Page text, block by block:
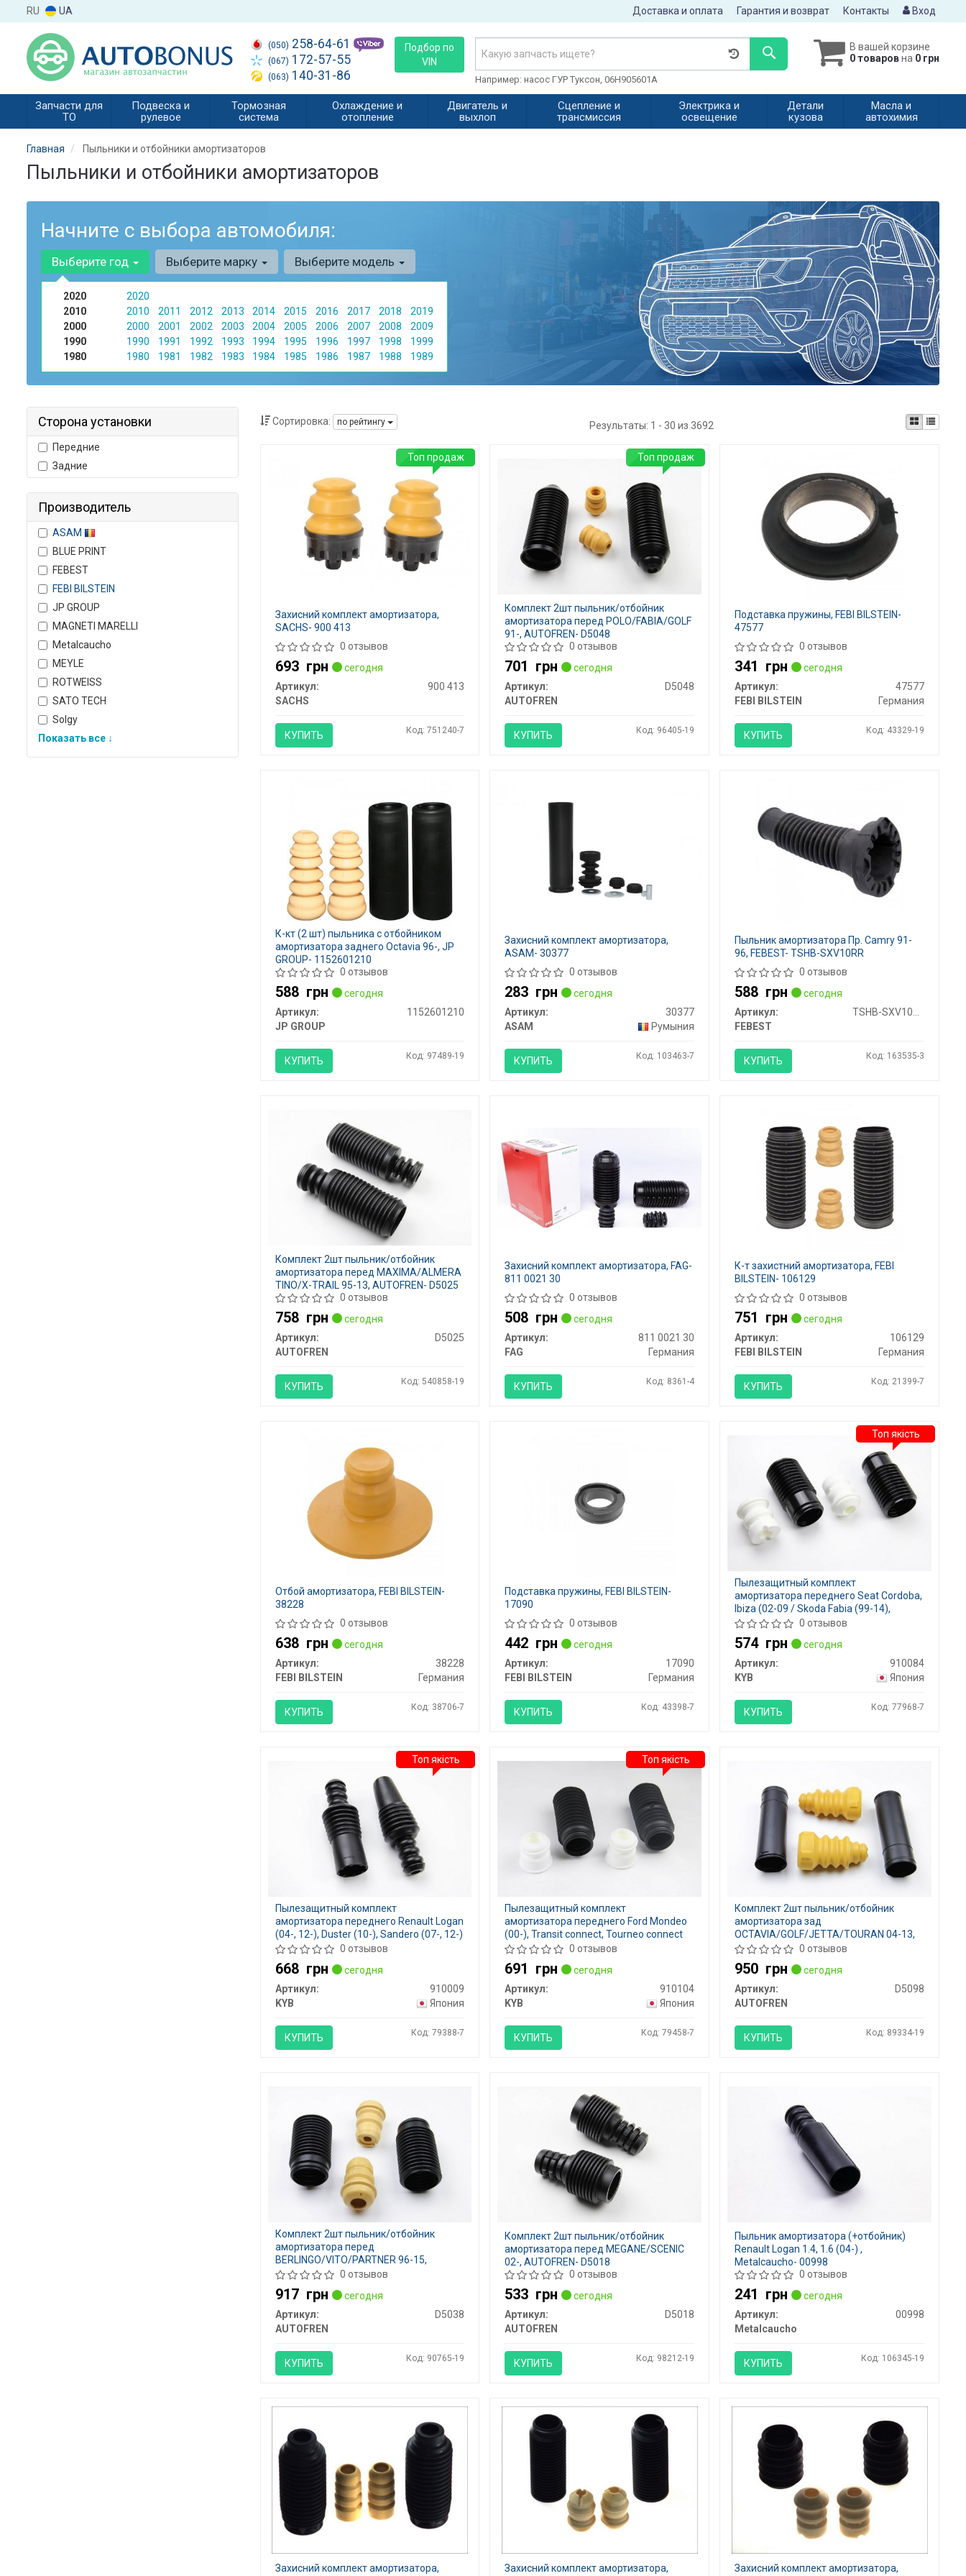
RU UA Доставка и оплата Гарантия и возврат Контакты Вход
(050) 258-64-61
(067) 172-57-55
(063) 140-31-86
Подбор по
VIN
В вашей корзине
0 товаровна 0 грн
Например: насос ГУР Туксон, 06H905601A
Запчасти для
ТО
Подвеска и
рулевое
Тормозная
система
Охлаждение и
отопление
Двигатель и
выхлоп
Сцепление и
трансмиссия
Электрика и
освещение
Детали
кузова
Масла и
автохимия
Главная Пыльники и отбойники амортизаторов
Пыльники и отбойники амортизаторов
Начните с выбора автомобиля:
Выберите год
2020
2020
2010
2010 2011 2012 2013 2014 2015 2016 2017 2018
2019
2000
2000 2001 2002 2003 2004 2005 2006 2007 2008
2009
1990
1990 1991 1992 1993 1994 1995 1996 1997 1998
1999
1980
1980 1981 1982 1983 1984 1985 1986 1987 1988 1989
Выберите марку Выберите модель
Сторона установки
Передние
Задние
Производитель
ASAM
BLUE PRINT
FEBEST
FEBI BILSTEIN
JP GROUP
MAGNETI MARELLI
Metalcaucho
MEYLE
ROTWEISS
SATO TECH
Solgy
Показать все ↓
Сортировка: по рейтингу Результаты: 1 - 30 из 3692
Захисний комплект амортизатора,
SACHS- 900 413
0 отзывов
693 грн
сегодня
Артикул:
900 413
SACHS
КУПИТЬ Код: 751240-7
Топ продаж
Комплект 2шт пыльник/отбойник
амортизатора перед POLO/FABIA/GOLF
91-, AUTOFREN- D5048
0 отзывов
701 грн
сегодня
Артикул:
D5048
AUTOFREN
КУПИТЬ Код: 96405-19
Топ продаж
Подставка пружины, FEBI BILSTEIN-
47577
0 отзывов
341 грн
сегодня
Артикул:
47577
FEBI BILSTEIN
Германия
КУПИТЬ Код: 43329-19
К-кт (2 шт) пыльника с отбойником
амортизатора заднего Octavia 96-, JP
GROUP- 1152601210
0 отзывов
588 грн
сегодня
Артикул:
1152601210
JP GROUP
КУПИТЬ Код: 97489-19
Захисний комплект амортизатора,
ASAM- 30377
0 отзывов
283 грн
сегодня
Артикул:
30377
ASAM
Румыния
КУПИТЬ Код: 103463-7
Пыльник амортизатора Пр. Camry 91-
96, FEBEST- TSHB-SXV10RR
0 отзывов
588 грн
сегодня
Артикул:
FEBEST
КУПИТЬ Код: 163535-3
Комплект 2шт пыльник/отбойник
амортизатора перед MAXIMA/ALMERA
TINO/X-TRAIL 95-13, AUTOFREN- D5025
0 отзывов
758 грн
сегодня
Артикул:
D5025
AUTOFREN
КУПИТЬ Код: 540858-19
Захисний комплект амортизатора, FAG-
811 0021 30
0 отзывов
508 грн
сегодня
Артикул:
811 0021 30
FAG
Германия
КУПИТЬ Код: 8361-4
К-т захистний амортизатора, FEBI
BILSTEIN- 106129
0 отзывов
751 грн
сегодня
Артикул:
106129
FEBI BILSTEIN
Германия
КУПИТЬ Код: 21399-7
Отбой амортизатора, FEBI BILSTEIN-
38228
0 отзывов
638 грн
сегодня
Артикул:
38228
FEBI BILSTEIN
Германия
КУПИТЬ Код: 38706-7
Подставка пружины, FEBI BILSTEIN-
17090
0 отзывов
442 грн
сегодня
Артикул:
17090
FEBI BILSTEIN
Германия
КУПИТЬ Код: 43398-7
Пылезащитный комплект
амортизатора переднего Seat Cordoba,
Ibiza (02-09 / Skoda Fabia (99-14),
Roomster (06-) / VW Polo (94-09) , KYB-
0 отзывов
574 грн
сегодня
Артикул:
910084
KYB
Япония
КУПИТЬ Код: 77968-7
Топ якість
Пылезащитный комплект
амортизатора переднего Renault Logan
(04-, 12-), Duster (10-), Sandero (07-, 12-)
, KYB- 910009 0 отзывов
668 грн
сегодня
Артикул:
910009
KYB
Япония
КУПИТЬ Код: 79388-7
Топ якість
Пылезащитный комплект
амортизатора переднего Ford Mondeo
(00-), Transit connect, Tourneo connect
(02-) , KYB- 9101040 отзывов
691 грн
сегодня
Артикул:
910104
KYB
Япония
КУПИТЬ Код: 79458-7
Топ якість
Комплект 2шт пыльник/отбойник
амортизатора зад
OCTAVIA/GOLF/JETTA/TOURAN 04-13,
AUTOFREN- D50980 отзывов
950 грн
сегодня
Артикул:
D5098
AUTOFREN
КУПИТЬ Код: 89334-19
Комплект 2шт пыльник/отбойник
амортизатора перед
BERLINGO/VITO/PARTNER 96-15,
AUTOFREN- D50380 отзывов
917 грн
сегодня
Артикул:
D5038
AUTOFREN
КУПИТЬ Код: 90765-19
Комплект 2шт пыльник/отбойник
амортизатора перед MEGANE/SCENIC
02-, AUTOFREN- D5018
0 отзывов
533 грн
сегодня
Артикул:
D5018
AUTOFREN
КУПИТЬ Код: 98212-19
Пыльник амортизатора (+отбойник)
Renault Logan 1.4, 1.6 (04-) ,
Metalcaucho- 00998
0 отзывов
241 грн
сегодня
Артикул:
00998
Metalcaucho
КУПИТЬ Код: 106345-19
Захисний комплект амортизатора,
Захисний комплект амортизатора,
Захисний комплект амортизатора,